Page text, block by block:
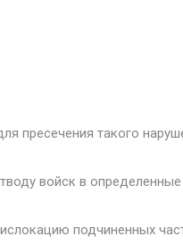
пресечения такого
войск в
подчиненных